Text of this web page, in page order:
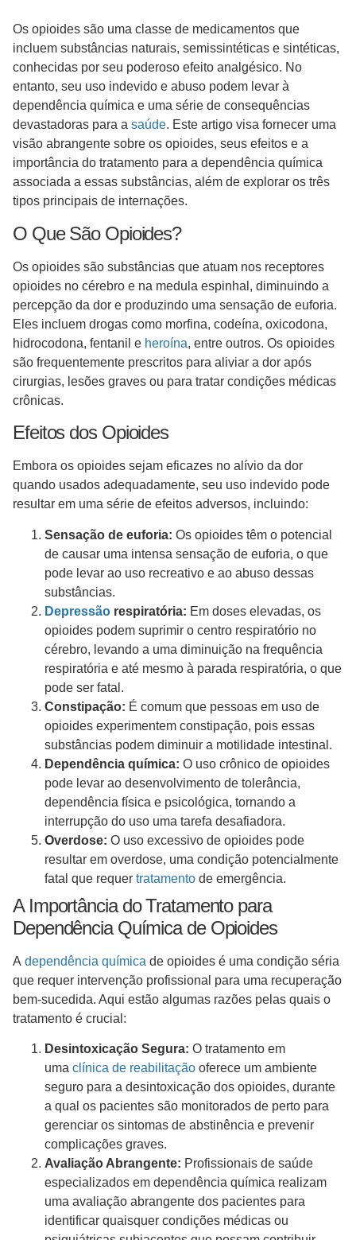
Os opioides são uma classe de medicamentos que
incluem substâncias naturais, semissintéticas e sintéticas,
conhecidas por seu poderoso efeito analgésico. No
entanto, seu uso indevido e abuso podem levar à
dependência química e uma série de consequências
devastadoras para a saúde. Este artigo visa fornecer uma
visão abrangente sobre os opioides, seus efeitos e a
importância do tratamento para a dependência química
associada a essas substâncias, além de explorar os três
tipos principais de internações.
O Que São Opioides?
Os opioides são substâncias que atuam nos receptores
opioides no cérebro e na medula espinhal, diminuindo a
percepção da dor e produzindo uma sensação de euforia.
Eles incluem drogas como morfina, codeína, oxicodona,
hidrocodona, fentanil e heroína, entre outros. Os opioides
são frequentemente prescritos para aliviar a dor após
cirurgias, lesões graves ou para tratar condições médicas
crônicas.
Efeitos dos Opioides
Embora os opioides sejam eficazes no alívio da dor
quando usados adequadamente, seu uso indevido pode
resultar em uma série de efeitos adversos, incluindo:
Sensação de euforia: Os opioides têm o potencial
de causar uma intensa sensação de euforia, o que
pode levar ao uso recreativo e ao abuso dessas
substâncias.
Depressão respiratória: Em doses elevadas, os
opioides podem suprimir o centro respiratório no
cérebro, levando a uma diminuição na frequência
respiratória e até mesmo à parada respiratória, o que
pode ser fatal.
Constipação: É comum que pessoas em uso de
opioides experimentem constipação, pois essas
substâncias podem diminuir a motilidade intestinal.
Dependência química: O uso crônico de opioides
pode levar ao desenvolvimento de tolerância,
dependência física e psicológica, tornando a
interrupção do uso uma tarefa desafiadora.
Overdose: O uso excessivo de opioides pode
resultar em overdose, uma condição potencialmente
fatal que requer tratamento de emergência.
A Importância do Tratamento para
Dependência Química de Opioides
A dependência química de opioides é uma condição séria
que requer intervenção profissional para uma recuperação
bem-sucedida. Aqui estão algumas razões pelas quais o
tratamento é crucial:
Desintoxicação Segura: O tratamento em
uma clínica de reabilitação oferece um ambiente
seguro para a desintoxicação dos opioides, durante
a qual os pacientes são monitorados de perto para
gerenciar os sintomas de abstinência e prevenir
complicações graves.
Avaliação Abrangente: Profissionais de saúde
especializados em dependência química realizam
uma avaliação abrangente dos pacientes para
identificar quaisquer condições médicas ou